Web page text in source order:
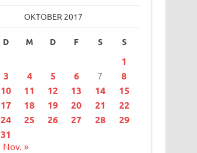
OKTOBER 2017
D M D F S S
1
3 4 5 6 7
8
10 11 12 13 14
15
17 18 19 20 21
22
24 25 26 27 28
29
31
Nov. »